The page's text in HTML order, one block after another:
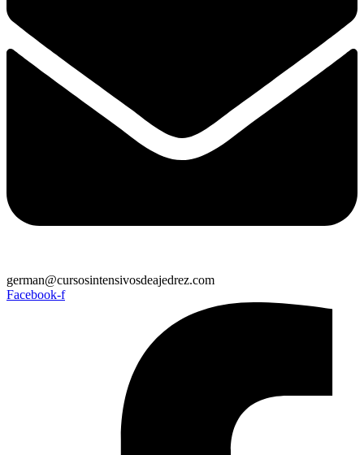
german@cursosintensivosdeajedrez.com
Facebook-f